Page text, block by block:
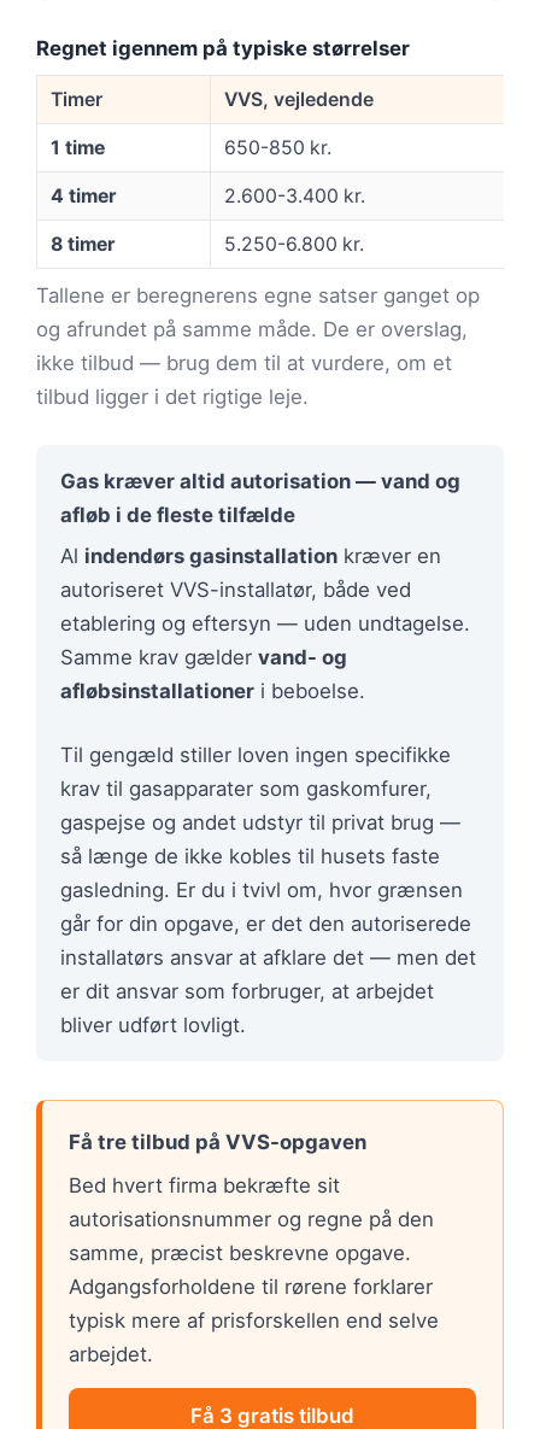
Regnet igennem på typiske størrelser
Timer VVS, vejledende
1 time 650-850 kr.
4 timer 2.600-3.400 kr.
8 timer 5.250-6.800 kr.
Tallene er beregnerens egne satser ganget op
og afrundet på samme måde. De er overslag,
ikke tilbud — brug dem til at vurdere, om et
tilbud ligger i det rigtige leje.
Gas kræver altid autorisation — vand og
afløb i de fleste tilfælde
Al indendørs gasinstallation kræver en
autoriseret VVS-installatør, både ved
etablering og eftersyn — uden undtagelse.
Samme krav gælder vand- og
afløbsinstallationer i beboelse.
Til gengæld stiller loven ingen specifikke
krav til gasapparater som gaskomfurer,
gaspejse og andet udstyr til privat brug —
så længe de ikke kobles til husets faste
gasledning. Er du i tvivl om, hvor grænsen
går for din opgave, er det den autoriserede
installatørs ansvar at afklare det — men det
er dit ansvar som forbruger, at arbejdet
bliver udført lovligt.
Få tre tilbud på VVS-opgaven
Bed hvert firma bekræfte sit
autorisationsnummer og regne på den
samme, præcist beskrevne opgave.
Adgangsforholdene til rørene forklarer
typisk mere af prisforskellen end selve
arbejdet.
Få 3 gratis tilbud